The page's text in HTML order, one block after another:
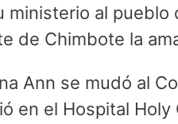
ministerio al pueblo
de Chimbote la
Ann se mudó al
en el Hospital